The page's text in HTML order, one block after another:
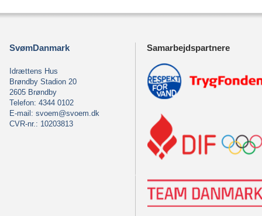
SvømDanmark
Idrættens Hus
Brøndby Stadion 20
2605 Brøndby
Telefon: 4344 0102
E-mail: svoem@svoem.dk
CVR-nr.: 10203813
Samarbejdspartnere